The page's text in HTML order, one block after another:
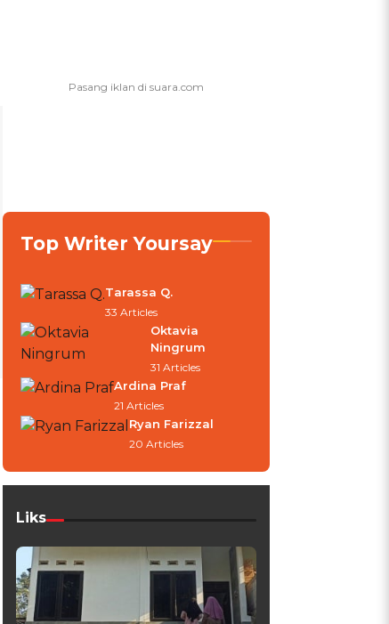
Top Writer Yoursay
Tarassa Q.
33 Articles
Oktavia
Ningrum
31 Articles
Ardina Praf
21 Articles
Ryan Farizzal
20 Articles
Liks